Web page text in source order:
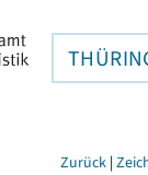
Zurück |